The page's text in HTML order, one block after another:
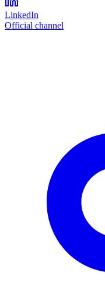
LinkedIn
Official channel